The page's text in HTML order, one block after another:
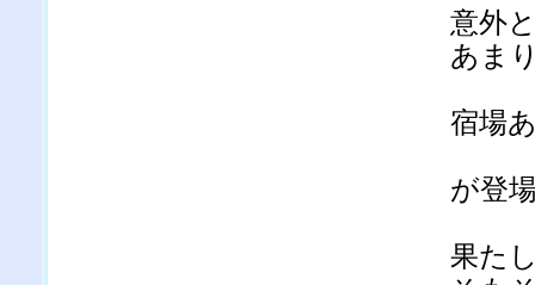
意外
あま
宿場
が登
果た